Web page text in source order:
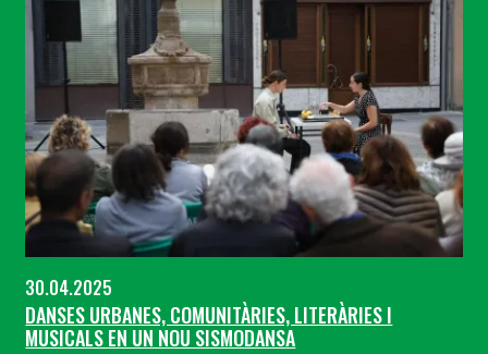
30.04.2025
DANSES URBANES, COMUNITÀRIES, LITERÀRIES I
MUSICALS EN UN NOU SISMODANSA